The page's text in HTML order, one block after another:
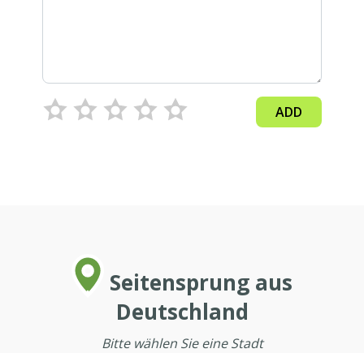
ADD
Seitensprung aus
Deutschland
Bitte wählen Sie eine Stadt